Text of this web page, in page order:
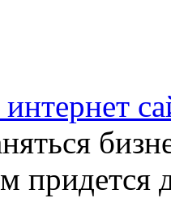
придется